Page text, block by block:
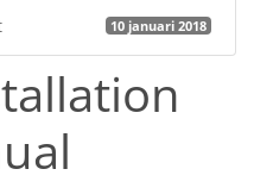
10 januari 2018